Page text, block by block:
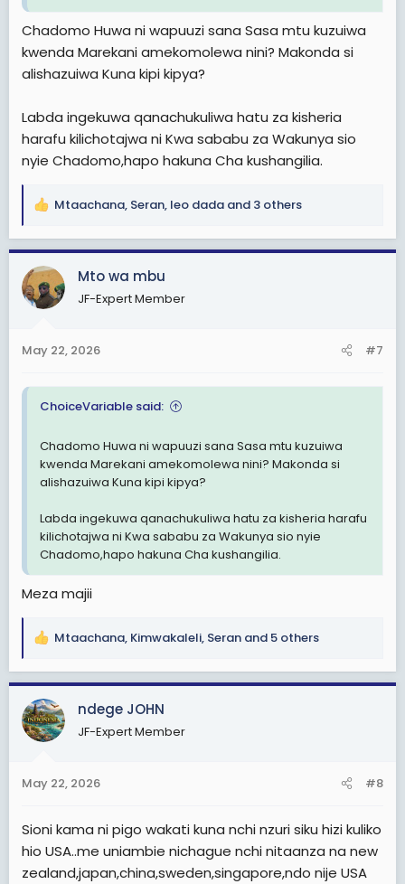
pigo kubwa Kwa watoto wake pia.
Ban hii ya America Kwa Mafwele ni pigo kubwa Kwa
tulio hapa marekani ndani ya muda mfupi ujao viongozi
wengine wa kisiasa na kijeshi watapigwa ban pia.
America akikuamulia huwezi toboa, ata vidola ya
Mto wa mbu
Illinois-USA
Chadomo Huwa ni wapuuzi sana Sasa mtu kuzuiwa
kwenda Marekani amekomolewa nini? Makonda si
alishazuiwa Kuna kipi kipya?
Labda ingekuwa qanachukuliwa hatu za kisheria
harafu kilichotajwa ni Kwa sababu za Wakunya sio
nyie Chadomo,hapo hakuna Cha kushangilia.
R
a
c
t
i
s
Mtaachana, Seran, leo dada and 3 others
Mto wa mbu
JF-Expert Member
May 22, 2026 #7
ChoiceVariable said:
Chadomo Huwa ni wapuuzi sana Sasa mtu kuzuiwa
kwenda Marekani amekomolewa nini? Makonda si
alishazuiwa Kuna kipi kipya?
Labda ingekuwa qanachukuliwa hatu za kisheria harafu
kilichotajwa ni Kwa sababu za Wakunya sio nyie
Chadomo,hapo hakuna Cha kushangilia.
Meza majii
R
a
c
t
i
s
Mtaachana, Kimwakaleli, Seran and 5 others
ndege JOHN
JF-Expert Member
May 22, 2026 #8
Sioni kama ni pigo wakati kuna nchi nzuri siku hizi kuliko
hio USA..me uniambie nichague nchi nitaanza na new
zealand,japan,china,sweden,singapore,ndo nije USA